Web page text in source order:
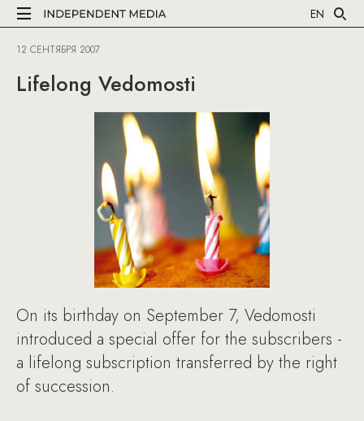
EN
12 СЕНТЯБРЯ 2007
Lifelong Vedomosti
On its birthday on September 7, Vedomosti
introduced a special offer for the subscribers -
a lifelong subscription transferred by the right
of succession.